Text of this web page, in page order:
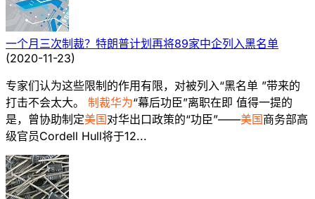
一个月三次制裁？特朗普计划再将89家中企列入黑名单
(2020-11-23)
专家们认为这些限制的作用有限，对被列入“黑名单 ”带来的
打击不会太大。 制裁华为“幕后功臣”离职在即 值得一提的
是，曾协助制定美国对华出口政策的“功臣”——美国商务部高
级官员Cordell Hull将于12...